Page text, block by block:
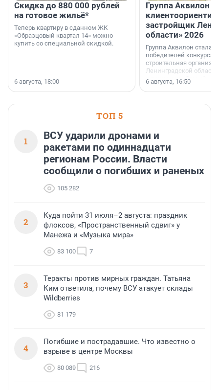
Скидка до 880 000 рублей
на готовое жильё*
Теперь квартиру в сданном ЖК
«Образцовый квартал 14» можно
купить со специальной скидкой.
6 августа, 18:00
Группа Аквилон
застройщик
области» 2026
Группа Аквилон стала
победителей конкурса
строительная
Ленинградской области
номинации «Самый
застройщик
области».
6 августа, 16:50
ТОП 5
1
ВСУ ударили дронами и
ракетами по одиннадцати
регионам России. Власти
сообщили о погибших и раненых
105 282
2
Куда пойти 31 июля–2 августа: праздник
флоксов, «Пространственный сдвиг» у
Манежа и «Музыка мира»
83 100 7
3
Теракты против мирных граждан. Татьяна
Ким ответила, почему ВСУ атакует склады
Wildberries
81 179
4
Погибшие и пострадавшие. Что известно о
взрыве в центре Москвы
80 089 216